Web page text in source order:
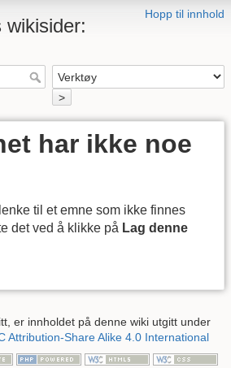
Hopp til innhold
wikisider:
>
har ikke noe
til et emne som ikke finnes
det ved å klikke på Lag denne
er innholdet på denne wiki utgitt under
Attribution-Share Alike 4.0 International